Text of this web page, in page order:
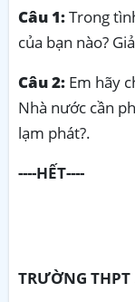
Câu 1:Trong
của bạn nào?
Câu 2: Em hãy
Nhà nước cần
lạm phát?.
----HẾT----
TRƯỜNG THPT